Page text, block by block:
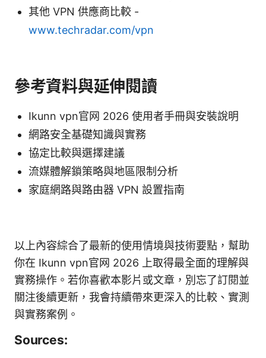
其他 VPN 供應商比較 -
www.techradar.com/vpn
參考資料與延伸閱讀
Ikunn vpn官网 2026 使用者手冊與安裝說明
網路安全基礎知識與實務
協定比較與選擇建議
流媒體解鎖策略與地區限制分析
家庭網路與路由器 VPN 設置指南
以上內容綜合了最新的使用情境與技術要點，幫助
你在 Ikunn vpn官网 2026 上取得最全面的理解與
實務操作。若你喜歡本影片或文章，別忘了訂閱並
關注後續更新，我會持續帶來更深入的比較、實測
與實務案例。
Sources: